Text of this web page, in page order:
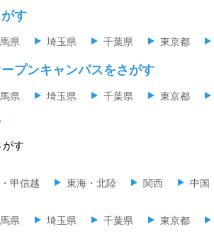
す
県 埼玉県 千葉県 東京都
プンキャンパスをさがす
県 埼玉県 千葉県 東京都
がす
甲信越 東海・北陸 関西 中国
県 埼玉県 千葉県 東京都